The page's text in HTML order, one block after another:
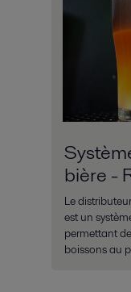
bière -
Le
est un
permettant
boissons au